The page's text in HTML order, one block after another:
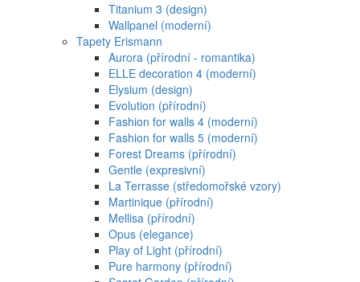
Titanium 3 (design)
Wallpanel (moderní)
Tapety Erismann
Aurora (přírodní - romantika)
ELLE decoration 4 (moderní)
Elysium (design)
Evolution (přírodní)
Fashion for walls 4 (moderní)
Fashion for walls 5 (moderní)
Forest Dreams (přírodní)
Gentle (expresivní)
La Terrasse (středomořské vzory)
Martinique (přírodní)
Mellisa (přírodní)
Opus (elegance)
Play of Light (přírodní)
Pure harmony (přírodní)